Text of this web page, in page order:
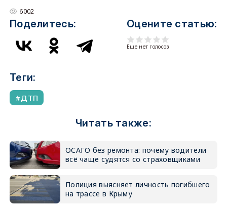
6002
Поделитесь: Оцените статью:
Еще нет голосов
Теги:
ДТП
Читать также:
ОСАГО без ремонта: почему водители
всё чаще судятся со страховщиками
Полиция выясняет личность погибшего
на трассе в Крыму